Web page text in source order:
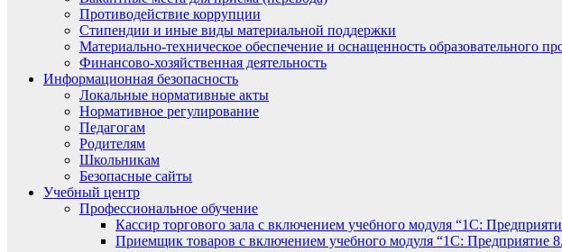
Противодействие коррупции
Стипендии и иные виды материальной поддержки
Материально-техническое обеспечение и оснащенность образовательного
Финансово-хозяйственная деятельность
Информационная безопасность
Локальные нормативные акты
Нормативное регулирование
Педагогам
Родителям
Школьникам
Безопасные сайты
Учебный центр
Профессиональное обучение
Кассир торгового зала с включением учебного модуля “1С:
Приемщик товаров с включением учебного модуля “1С: Предприятие